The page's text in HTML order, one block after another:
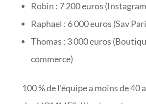
Robin : 7 200 euros
Raphael : 6 000 euros (Sav
Thomas : 3 000 euros
commerce)
100 % de l’équipe a moins de 40